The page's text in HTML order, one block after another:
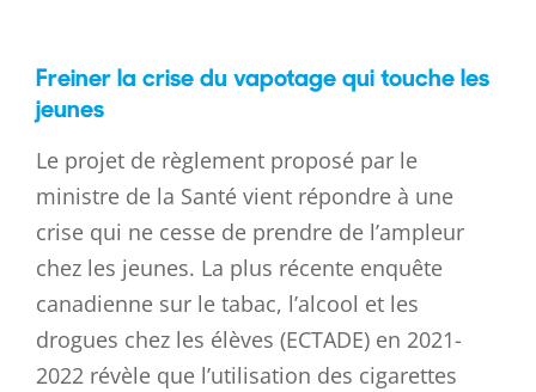
Freiner la crise du vapotage qui touche les
jeunes
Le projet de règlement proposé par le
ministre de la Santé vient répondre à une
crise qui ne cesse de prendre de l’ampleur
chez les jeunes. La plus récente enquête
canadienne sur le tabac, l’alcool et les
drogues chez les élèves (ECTADE) en 2021-
2022 révèle que l’utilisation des cigarettes